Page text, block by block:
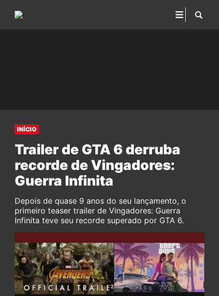
INÍCIO
Trailer de GTA 6 derruba
recorde de Vingadores:
Guerra Infinita
Depois de quase 9 anos do seu lançamento, o
primeiro teaser trailer de Vingadores: Guerra
Infinita teve seu recorde superado por GTA 6.